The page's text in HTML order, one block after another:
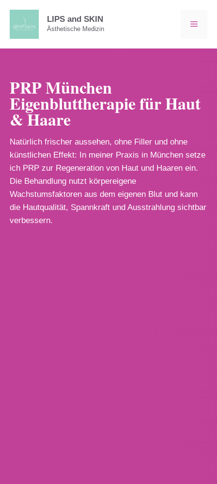
springen
LIPS and SKIN
Ästhetische Medizin
PRP München
Eigenbluttherapie für Haut
& Haare
Natürlich frischer aussehen, ohne Filler und ohne
künstlichen Effekt: In meiner Praxis in München setze
ich PRP zur Regeneration von Haut und Haaren ein.
Die Behandlung nutzt körpereigene
Wachstumsfaktoren aus dem eigenen Blut und kann
die Hautqualität, Spannkraft und Ausstrahlung sichtbar
verbessern.